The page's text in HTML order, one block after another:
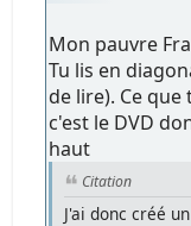
Mon pauvre
Tu lis en
de lire). Ce
c'est le DVD
haut
Citation
J'ai donc créé